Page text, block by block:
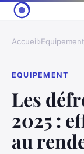
Accueil›Equipement
EQUIPEMENT
Les
2025 :
au